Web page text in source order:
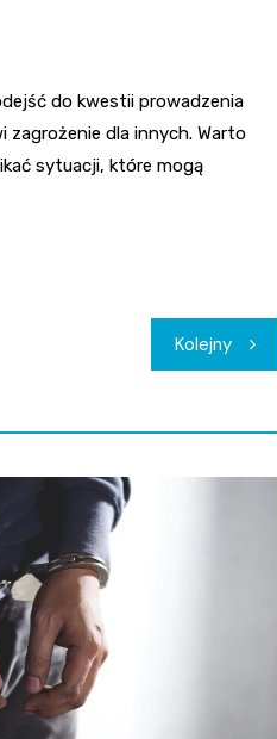
do kwestii prowadzenia
zagrożenie dla innych. Warto
sytuacji, które mogą
Kolejny